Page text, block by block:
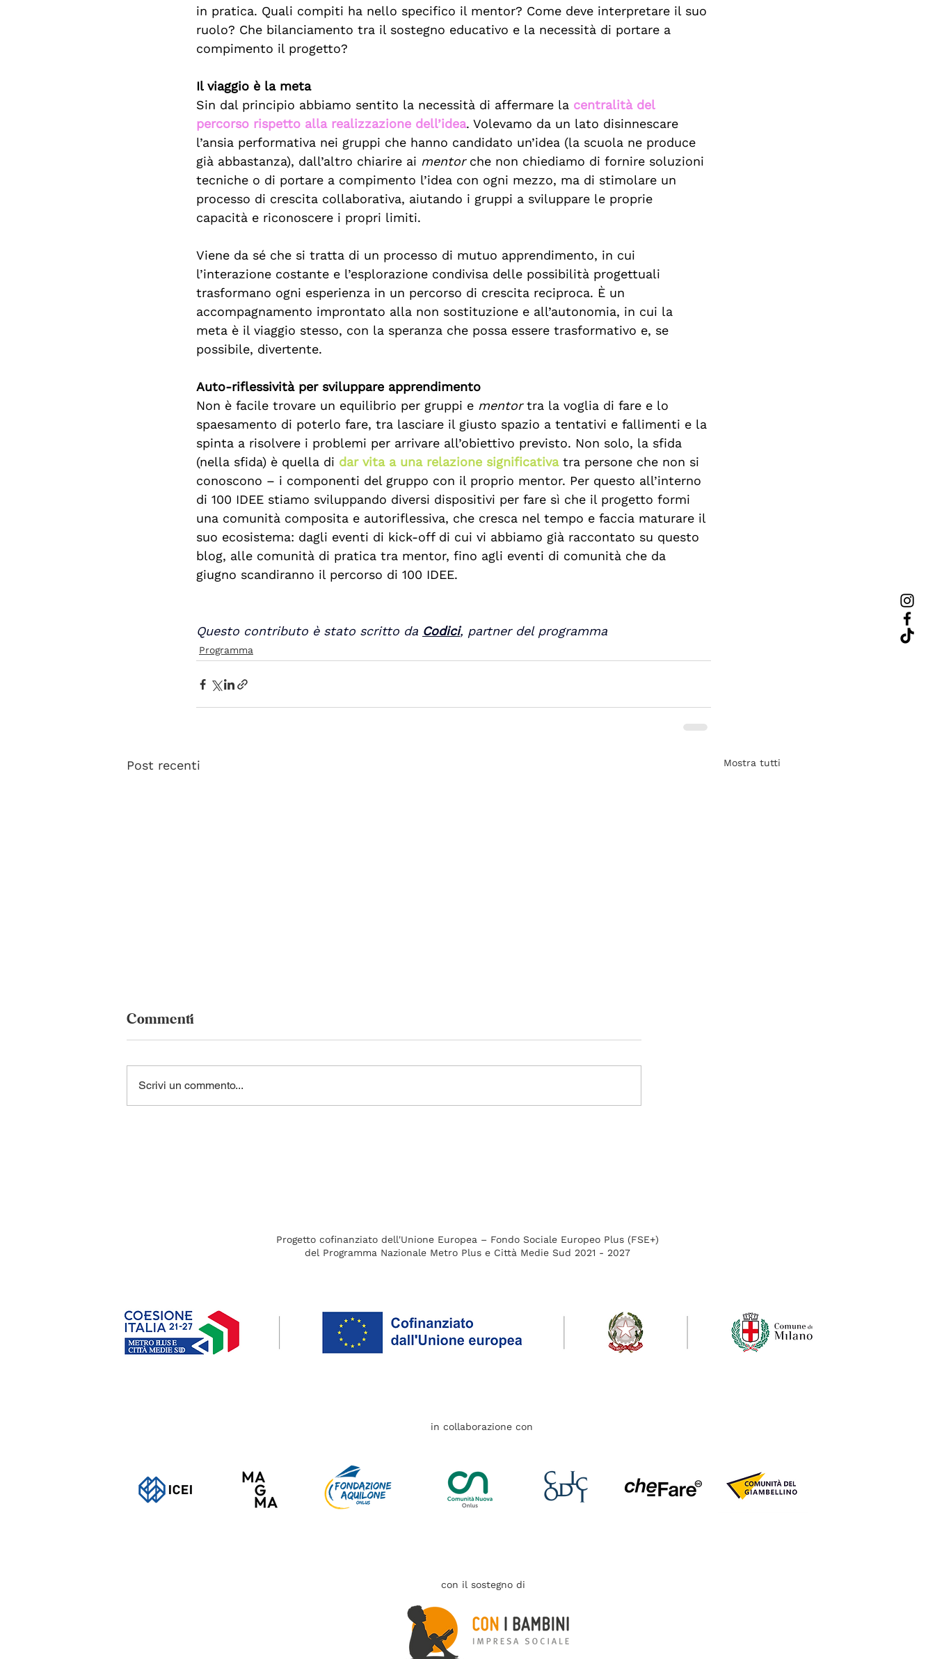
in pratica. Quali compiti ha nello specifico il mentor? Come deve interpretare il suo
ruolo? Che bilanciamento tra il sostegno educativo e la necessità di portare a
compimento il progetto?
Il viaggio è la meta
Sin dal principio abbiamo sentito la necessità di affermare la centralità del
percorso rispetto alla realizzazione dell’idea. Volevamo da un lato disinnescare
l’ansia performativa nei gruppi che hanno candidato un’idea (la scuola ne produce
già abbastanza), dall’altro chiarire ai mentor che non chiediamo di fornire soluzioni
tecniche o di portare a compimento l’idea con ogni mezzo, ma di stimolare un
processo di crescita collaborativa, aiutando i gruppi a sviluppare le proprie
capacità e riconoscere i propri limiti.
Viene da sé che si tratta di un processo di mutuo apprendimento, in cui
l’interazione costante e l’esplorazione condivisa delle possibilità progettuali
trasformano ogni esperienza in un percorso di crescita reciproca. È un
accompagnamento improntato alla non sostituzione e all’autonomia, in cui la
meta è il viaggio stesso, con la speranza che possa essere trasformativo e, se
possibile, divertente.
Auto-riflessività per sviluppare apprendimento
Non è facile trovare un equilibrio per gruppi e mentor tra la voglia di fare e lo
spaesamento di poterlo fare, tra lasciare il giusto spazio a tentativi e fallimenti e la
spinta a risolvere i problemi per arrivare all’obiettivo previsto. Non solo, la sfida
(nella sfida) è quella di dar vita a una relazione significativa tra persone che non si
conoscono – i componenti del gruppo con il proprio mentor. Per questo all’interno
di 100 IDEE stiamo sviluppando diversi dispositivi per fare sì che il progetto formi
una comunità composita e autoriflessiva, che cresca nel tempo e faccia maturare il
suo ecosistema: dagli eventi di kick-off di cui vi abbiamo già raccontato su questo
blog, alle comunità di pratica tra mentor, fino agli eventi di comunità che da
giugno scandiranno il percorso di 100 IDEE.
Questo contributo è stato scritto da Codici, partner del programma
Programma
Post recenti Mostra tutti
Commenti
Scrivi un commento...
Progetto cofinanziato dell'Unione Europea – Fondo Sociale Europeo Plus (FSE+)
del Programma Nazionale Metro Plus e Città Medie Sud 2021 - 2027
in collaborazione con
con il sostegno di